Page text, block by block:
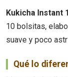
Kukicha Instant
10 bolsitas,
suave y poco
Qué lo